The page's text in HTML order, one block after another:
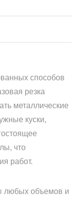
способов
резка
металлические
куски,
что
работ.
любых объемов и